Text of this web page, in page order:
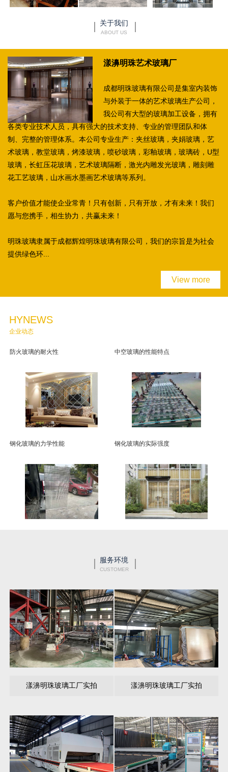
关于我们
ABOUT US
漾濞明珠艺术玻璃厂
成都明珠玻璃有限公司是集室内装饰
与外装于一体的艺术玻璃生产公司，
我公司有大型的玻璃加工设备，拥有
各类专业技术人员，具有强大的技术支持、专业的管理团队和体
制、完整的管理体系。本公司专业生产：夹丝玻璃，夹娟玻璃，艺
术玻璃，教堂玻璃，烤漆玻璃，喷砂玻璃，彩釉玻璃，玻璃砖，U型
玻璃，长虹压花玻璃，艺术玻璃隔断，激光内雕发光玻璃，雕刻雕
花工艺玻璃，山水画水墨画艺术玻璃等系列。
客户价值才能使企业常青！只有创新，只有开放，才有未来！我们
愿与您携手，相生协力，共赢未来！
明珠玻璃隶属于成都辉煌明珠玻璃有限公司，我们的宗旨是为社会
提供绿色环...
View more
HYNEWS
企业动态
防火玻璃的耐火性 中空玻璃的性能特点
钢化玻璃的力学性能 钢化玻璃的实际强度
服务环境
CUSTOMER
漾濞明珠玻璃工厂实拍 漾濞明珠玻璃工厂实拍